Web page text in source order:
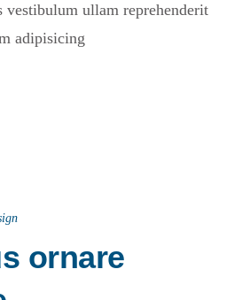
ullam reprehenderit
adipisicing
ornare